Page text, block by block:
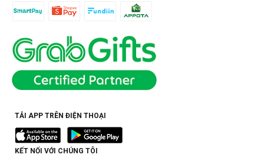
TẢI APP TRÊN ĐIỆN THOẠI
KẾT NỐI VỚI CHÚNG TÔI